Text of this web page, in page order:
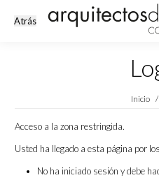
Estás
Inicio
Acceso a la zona restringida.
Usted ha llegado a esta página por
No ha iniciado sesión y debe